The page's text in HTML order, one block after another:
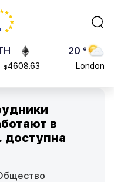
0.868816
$4608.63
20 °
London
в
доступна